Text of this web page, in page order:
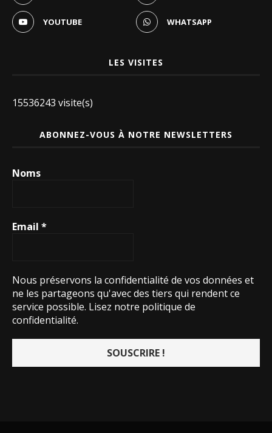
YOUTUBE WHATSAPP
LES VISITES
15536243 visite(s)
ABONNEZ-VOUS À NOTRE NEWSLETTERS
Noms
Email *
Nous préservons la confidentialité de vos données et
ne les partageons qu'avec des tiers qui rendent ce
service possible. Lisez notre politique de
confidentialité.